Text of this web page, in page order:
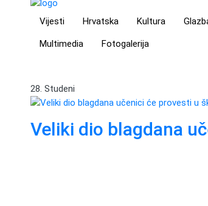
Vijesti Hrvatska Kultura
Multimedia Fotogalerija
28. Studeni
Veliki dio blagdana